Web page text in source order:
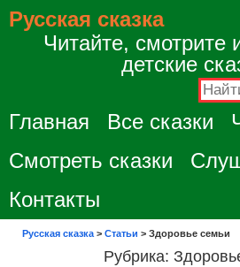
Русская сказка
Читайте, смотрите
детские
Главная Все сказки
Смотреть сказки
Контакты
Русская сказка > Статьи > Здоровье семьи
Рубрика: